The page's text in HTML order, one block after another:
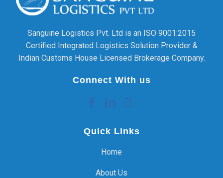
Sanguine Logistics Pvt. Ltd is an ISO 9001:2015
Certified Integrated Logistics Solution Provider &
Indian Customs House Licensed Brokerage Company.
Connect With us
Quick Links
Home
About Us